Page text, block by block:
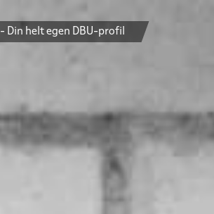
- Din helt egen DBU-profil